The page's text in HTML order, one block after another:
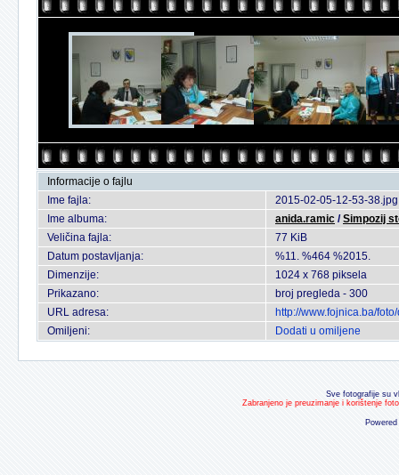
Informacije o fajlu
Ime fajla:
2015-02-05-12-53-38.jpg
Ime albuma:
anida.ramic /Simpozij
Veličina fajla:
77 KiB
Datum postavljanja:
%11. %464 %2015.
Dimenzije:
1024 x 768 piksela
Prikazano:
broj pregleda - 300
URL adresa:
http://www.fojnica.ba/
Omiljeni:
Dodati u omiljene
Sve fotografije su
Zabranjeno je preuzimanje i korištenje